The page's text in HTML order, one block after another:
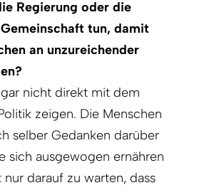
Regierung oder die
tun, damit
an unzureichender
nicht direkt mit dem
zeigen. Die Menschen
selber Gedanken darüber
sich ausgewogen ernähren
nur darauf zu warten, dass